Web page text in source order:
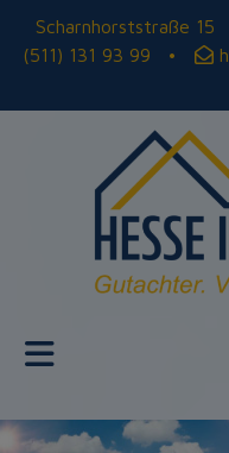
Scharnhorststraße
(511) 131 93 99 •